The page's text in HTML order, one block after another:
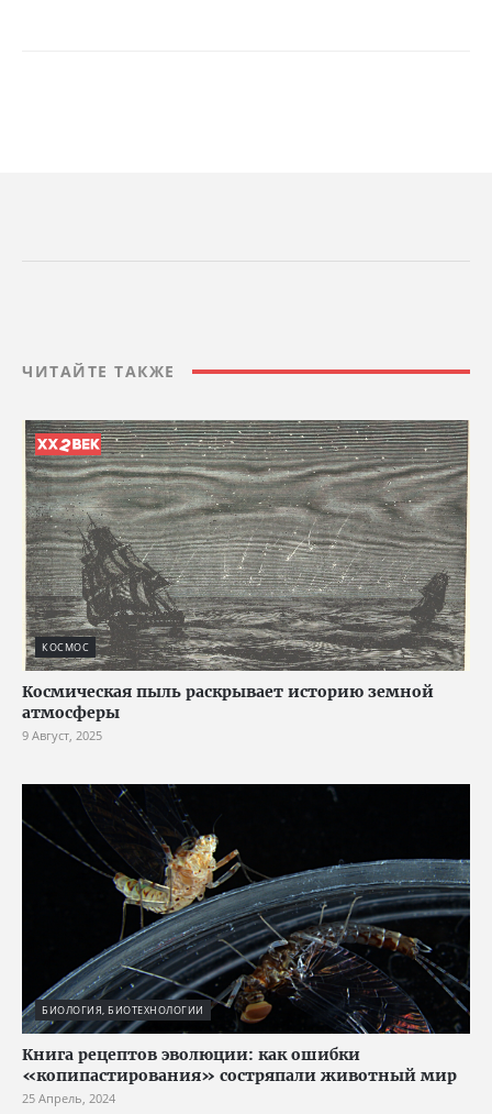
ЧИТАЙТЕ ТАКЖЕ
КОСМОС
Космическая пыль раскрывает историю земной
атмосферы
9 Август, 2025
БИОЛОГИЯ, БИОТЕХНОЛОГИИ
Книга рецептов эволюции: как ошибки
«копипастирования» состряпали животный мир
25 Апрель, 2024